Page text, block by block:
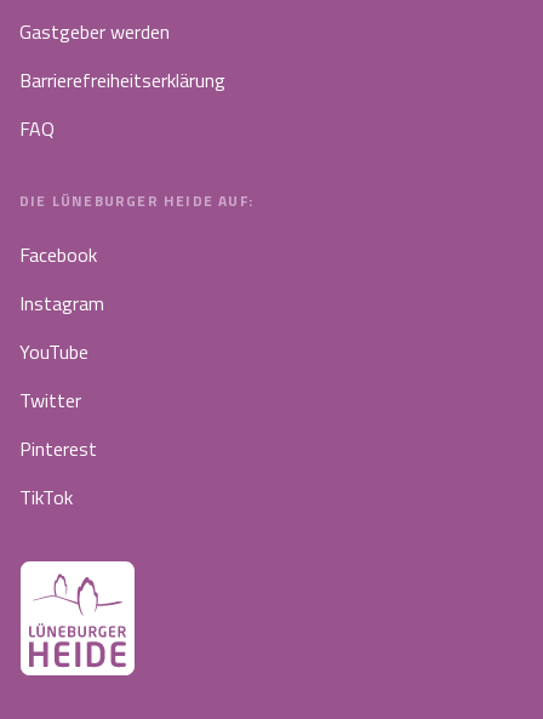
Gastgeber werden
Barrierefreiheitserklärung
FAQ
DIE LÜNEBURGER HEIDE AUF:
Facebook
Instagram
YouTube
Twitter
Pinterest
TikTok